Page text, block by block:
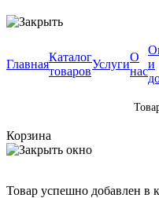
Главная
Каталог
товаров
Услуги
О
нас
и
Корзина
Товар успешно добавлен в